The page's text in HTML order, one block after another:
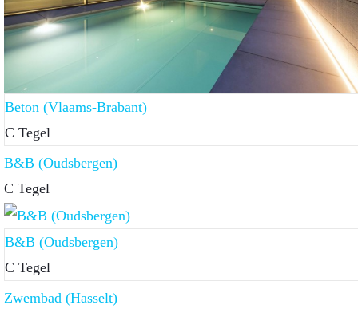
Beton (Vlaams-Brabant)
C Tegel
B&B (Oudsbergen)
C Tegel
B&B (Oudsbergen)
C Tegel
Zwembad (Hasselt)